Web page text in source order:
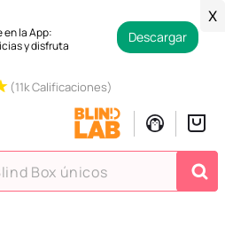
en la App:
y disfruta
Descargar
X
(11k Calificaciones)
únicos